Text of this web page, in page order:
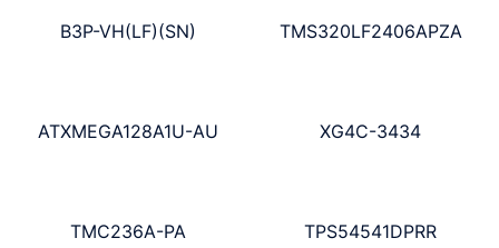
B3P-VH(LF)(SN) TMS320LF2406APZA
ATXMEGA128A1U-AU XG4C-3434
TMC236A-PA TPS54541DPRR